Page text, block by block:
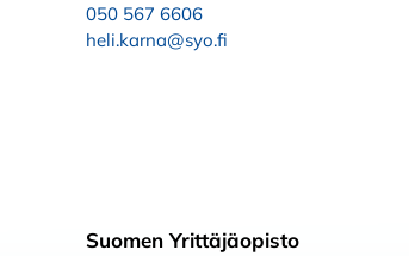
050 567 6606
heli.karna@syo.fi
Suomen Yrittäjäopisto